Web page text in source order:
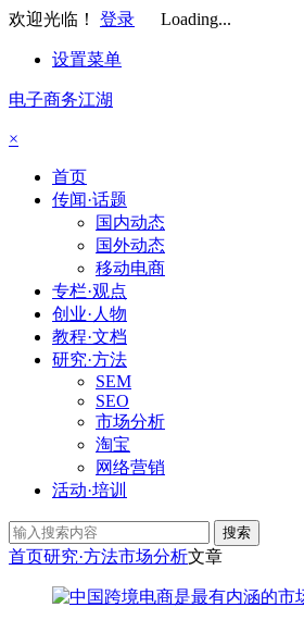
欢迎光临！ 登录 Loading...
设置菜单
电子商务江湖
×
首页
传闻·话题
国内动态
国外动态
移动电商
专栏·观点
创业·人物
教程·文档
研究·方法
SEM
SEO
市场分析
淘宝
网络营销
活动·培训
搜索
首页研究·方法市场分析文章